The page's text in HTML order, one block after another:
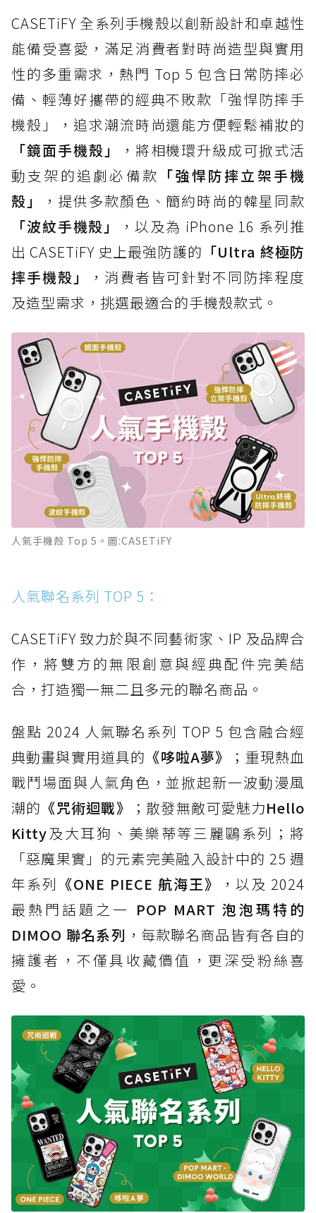
CASETiFY 全系列手機殼以創新設計和卓越性
能備受喜愛，滿足消費者對時尚造型與實用
性的多重需求，熱門 Top 5 包含日常防摔必
備、輕薄好攜帶的經典不敗款「強悍防摔手
機殼」，追求潮流時尚還能方便輕鬆補妝的
「鏡面手機殼」
，將相機環升級成可掀式活
動支架的追劇必備款 「強悍防摔立架手機
殼」
，提供多款顏色、簡約時尚的韓星同款
「波紋手機殼」
，以及為 iPhone 16 系列推
出 CASETiFY 史上最強防護的 「Ultra 終極防
摔手機殼」
，消費者皆可針對不同防摔程度
及造型需求，挑選最適合的手機殼款式。
人氣手機殼 Top 5。圖:CASETiFY
人氣聯名系列 TOP 5：
CASETiFY 致力於與不同藝術家、IP 及品牌合
作，將雙方的無限創意與經典配件完美結
合，打造獨一無二且多元的聯名商品。
盤點 2024 人氣聯名系列 TOP 5 包含融合經
典動畫與實用道具的 《哆啦A夢》
；重現熱血
戰鬥場面與人氣角色，並掀起新一波動漫風
潮的 《咒術迴戰》 ；散發無敵可愛魅力Hello
Kitty及大耳狗、美樂蒂等三麗鷗系列；將
「惡魔果實」的元素完美融入設計中的 25 週
年系列 《ONE PIECE 航海王》
，以及 2024
最熱門話題之一 POP MART 泡泡瑪特的
DIMOO 聯名系列 ，每款聯名商品皆有各自的
擁護者，不僅具收藏價值，更深受粉絲喜
愛。